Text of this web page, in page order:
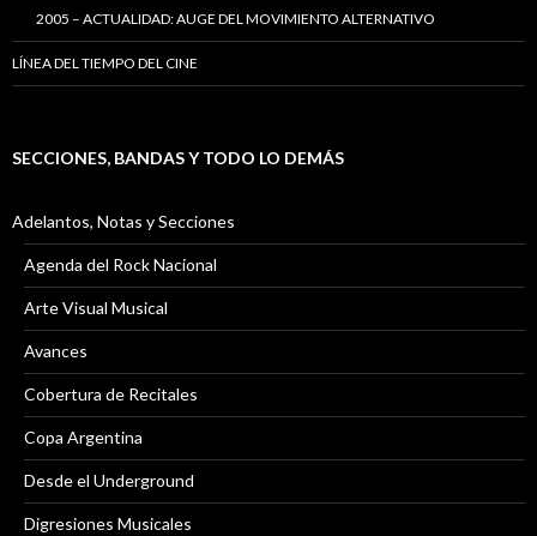
2005 – ACTUALIDAD: AUGE DEL MOVIMIENTO ALTERNATIVO
LÍNEA DEL TIEMPO DEL CINE
SECCIONES, BANDAS Y TODO LO DEMÁS
Adelantos, Notas y Secciones
Agenda del Rock Nacional
Arte Visual Musical
Avances
Cobertura de Recitales
Copa Argentina
Desde el Underground
Digresiones Musicales